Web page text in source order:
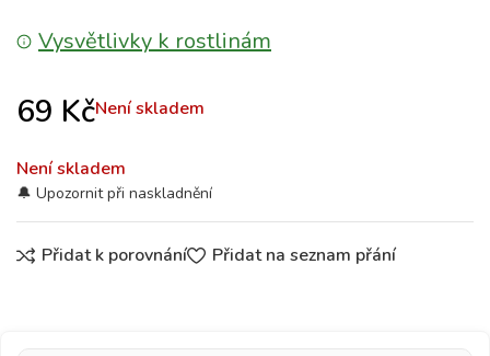
Vysvětlivky k rostlinám
69 KčNení skladem
Není skladem
Přidat k porovnání Přidat na seznam přání